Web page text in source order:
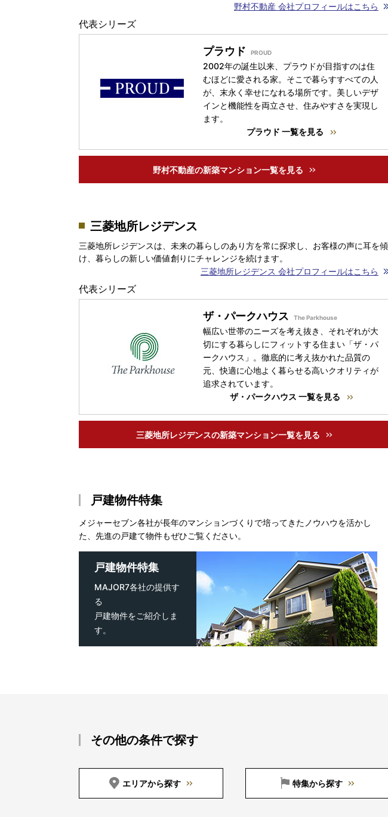
野村不動産 会社プロフィールはこちら
代表シリーズ
プラウド
2002年の誕生以来、プラウドが目指すのは住
むほどに愛される家。そこで暮らすすべての人
が、末永く幸せになれる場所です。美しいデザ
インと機能性を両立させ、住みやすさを実現し
ます。
プラウド 一覧を見る
野村不動産の新築マンション一覧を見る
三菱地所レジデンス
三菱地所レジデンスは、未来の暮らしのあり方を常に探求し、お客様の声に耳を傾
け、暮らしの新しい価値創りにチャレンジを続けます。
三菱地所レジデンス 会社プロフィールはこちら
代表シリーズ
ザ・パークハウス
幅広い世帯のニーズを考え抜き、それぞれが大
切にする暮らしにフィットする住まい「ザ・パ
ークハウス」。徹底的に考え抜かれた品質の
元、快適に心地よく暮らせる高いクオリティが
追求されています。
ザ・パークハウス 一覧を見る
三菱地所レジデンスの新築マンション一覧を見る
戸建物件特集
メジャーセブン各社が長年のマンションづくりで培ってきたノウハウを活かし
た、先進の戸建て物件もぜひご覧ください。
戸建物件特集
MAJOR7各社の提供す
る
戸建物件をご紹介しま
す。
その他の条件で探す
エリアから探す 特集から探す